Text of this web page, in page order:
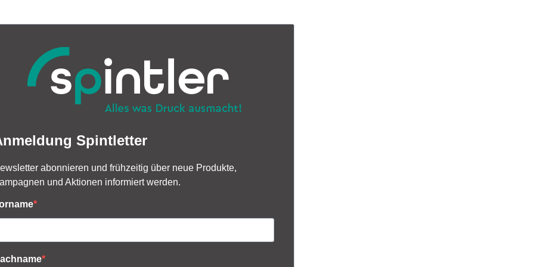
Spintletter
abonnieren und frühzeitig über neue Produkte,
und Aktionen informiert werden.